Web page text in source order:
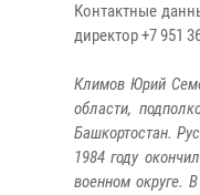
Контактные
директор +7 951
Климов Юрий
области,
Башкортостан.
1984 году
военном округе.